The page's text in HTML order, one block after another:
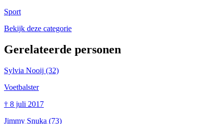
Sport
Bekijk deze categorie
Gerelateerde personen
Sylvia Nooij (32)
Voetbalster
† 8 juli 2017
Jimmy Snuka (73)